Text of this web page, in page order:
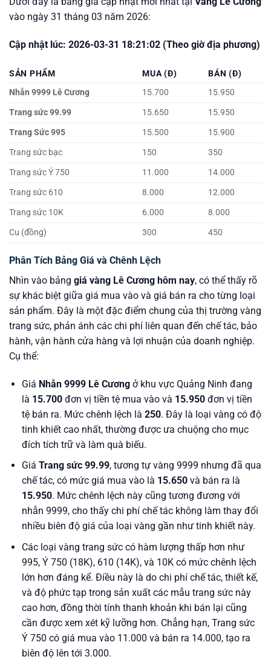
vào ngày 31 tháng 03 năm 2026:
Cập nhật lúc: 2026-03-31 18:21:02 (Theo giờ địa phương)
SẢN PHẨM MUA (Đ)
BÁN (Đ)
Nhẫn 9999 Lê Cương
15.700
15.950
Trang sức 99.99
15.650
15.950
Trang Sức 995
15.500
15.900
Trang sức bạc
150
350
Trang sức Ý 750
11.000
14.000
Trang sức 610
8.000
12.000
Trang sức 10K
6.000
8.000
Cu (đồng)
300 450
Phân Tích Bảng Giá và Chênh Lệch
Nhìn vào bảng giá vàng Lê Cương hôm nay, có thể thấy rõ
sự khác biệt giữa giá mua vào và giá bán ra cho từng loại
sản phẩm. Đây là một đặc điểm chung của thị trường vàng
trang sức, phản ánh các chi phí liên quan đến chế tác, bảo
hành, vận hành cửa hàng và lợi nhuận của doanh nghiệp.
Cụ thể:
Giá Nhẫn 9999 Lê Cươngở khu vực Quảng Ninh đang
là 15.700đơn vị tiền tệ mua vào và 15.950đơn vị tiền
tệ bán ra. Mức chênh lệch là 250. Đây là loại vàng có độ
tinh khiết cao nhất, thường được ưa chuộng cho mục
đích tích trữ và làm quà biếu.
Giá Trang sức 99.99, tương tự vàng 9999 nhưng đã qua
chế tác, có mức giá mua vào là 15.650và bán ra là
15.950. Mức chênh lệch này cũng tương đương với
nhẫn 9999, cho thấy chi phí chế tác không làm thay đổi
nhiều biên độ giá của loại vàng gần như tinh khiết này.
Các loại vàng trang sức có hàm lượng thấp hơn như
995, Ý 750 (18K), 610 (14K), và 10K có mức chênh lệch
lớn hơn đáng kể. Điều này là do chi phí chế tác, thiết kế,
và độ phức tạp trong sản xuất các mẫu trang sức này
cao hơn, đồng thời tính thanh khoản khi bán lại cũng
cần được xem xét kỹ lưỡng hơn. Chẳng hạn, Trang sức
Ý 750 có giá mua vào 11.000 và bán ra 14.000, tạo ra
biên độ lên tới 3.000.